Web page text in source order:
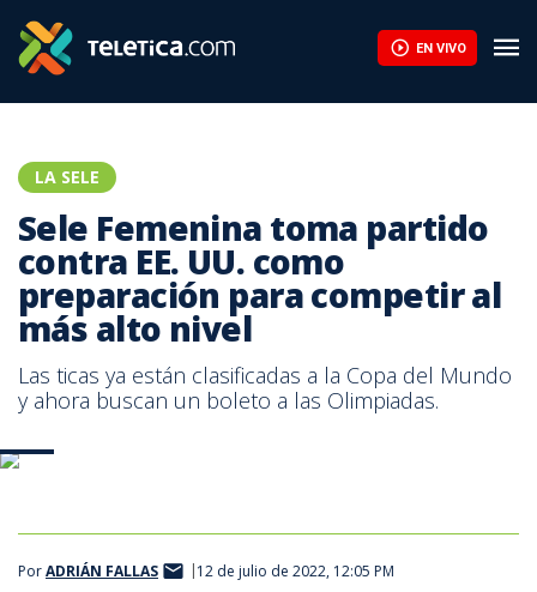
EN VIVO
LA SELE
Sele Femenina toma partido
contra EE. UU. como
preparación para competir al
más alto nivel
Las ticas ya están clasificadas a la Copa del Mundo
y ahora buscan un boleto a las Olimpiadas.
PorADRIÁN FALLAS 12 de julio de 2022, 12:05 PM